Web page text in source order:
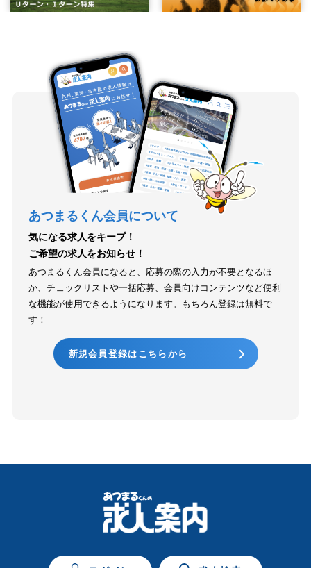
あつまるくん会員について
気になる求人をキープ！
ご希望の求人をお知らせ！
あつまるくん会員になると、応募の際の入力が不要となるほ
か、チェックリストや一括応募、会員向けコンテンツなど便利
な機能が使用できるようになります。もちろん登録は無料で
す！
新規会員登録はこちらから